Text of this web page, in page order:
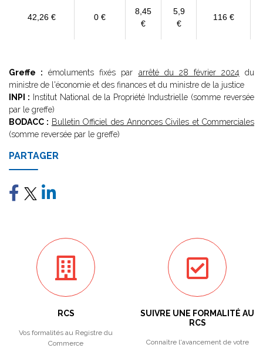
42,26 € 0 €
8,45
€
5,9
€
116 €
Greffe : émoluments fixés par arrêté du 28 février 2024 du
ministre de l'économie et des finances et du ministre de la justice
INPI : Institut National de la Propriété Industrielle (somme reversée
par le greffe)
BODACC : Bulletin Officiel des Annonces Civiles et Commerciales
(somme reversée par le greffe)
PARTAGER
RCS
Vos formalités au Registre du
Commerce
SUIVRE UNE FORMALITÉ AU
RCS
Connaître l'avancement de votre